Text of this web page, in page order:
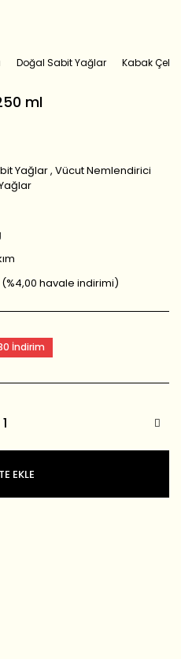
Doğal Sabit Yağlar Kabak
ml
Yağlar,Vücut Nemlendirici
(%4,00 havale indirimi)
İndirim
EKLE